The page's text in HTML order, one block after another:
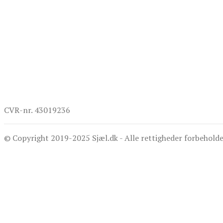
CVR-nr. 43019236
© Copyright 2019-2025 Sjæl.dk - Alle rettigheder